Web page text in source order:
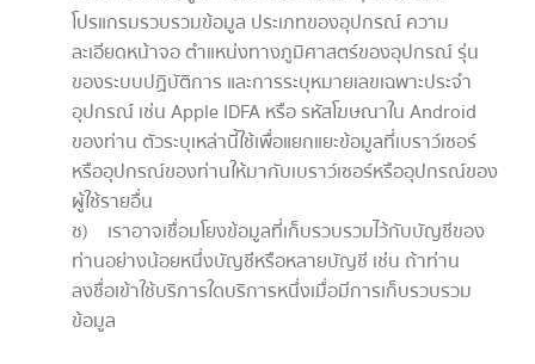
โปรแกรมรวบรวมข้อมูล ประเภทของอุปกรณ์ ความ
ละเอียดหน้าจอ ตำแหน่งทางภูมิศาสตร์ของอุปกรณ์ รุ่น
ของระบบปฏิบัติการ และการระบุหมายเลขเฉพาะประจำ
อุปกรณ์ เช่น Apple IDFA หรือ รหัสโฆษณาใน Android
ของท่าน ตัวระบุเหล่านี้ใช้เพื่อแยกแยะข้อมูลที่เบราว์เซอร์
หรืออุปกรณ์ของท่านให้มากับเบราว์เซอร์หรืออุปกรณ์ของ
ผู้ใช้รายอื่น
ช) เราอาจเชื่อมโยงข้อมูลที่เก็บรวบรวมไว้กับบัญชีของ
ท่านอย่างน้อยหนึ่งบัญชีหรือหลายบัญชี เช่น ถ้าท่าน
ลงชื่อเข้าใช้บริการใดบริการหนึ่งเมื่อมีการเก็บรวบรวม
ข้อมูล